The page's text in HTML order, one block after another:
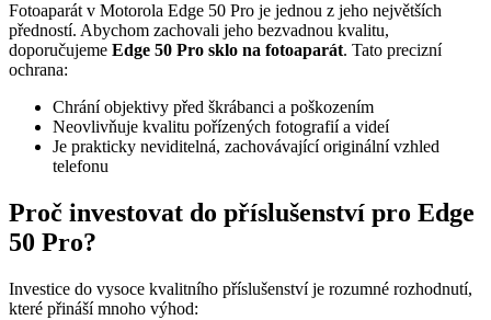
Fotoaparát v Motorola Edge 50 Pro je jednou z jeho největších
předností. Abychom zachovali jeho bezvadnou kvalitu,
doporučujeme Edge 50 Pro sklo na fotoaparát. Tato precizní
ochrana:
Chrání objektivy před škrábanci a poškozením
Neovlivňuje kvalitu pořízených fotografií a videí
Je prakticky neviditelná, zachovávající originální vzhled
telefonu
Proč investovat do příslušenství pro Edge
50 Pro?
Investice do vysoce kvalitního příslušenství je rozumné rozhodnutí,
které přináší mnoho výhod: